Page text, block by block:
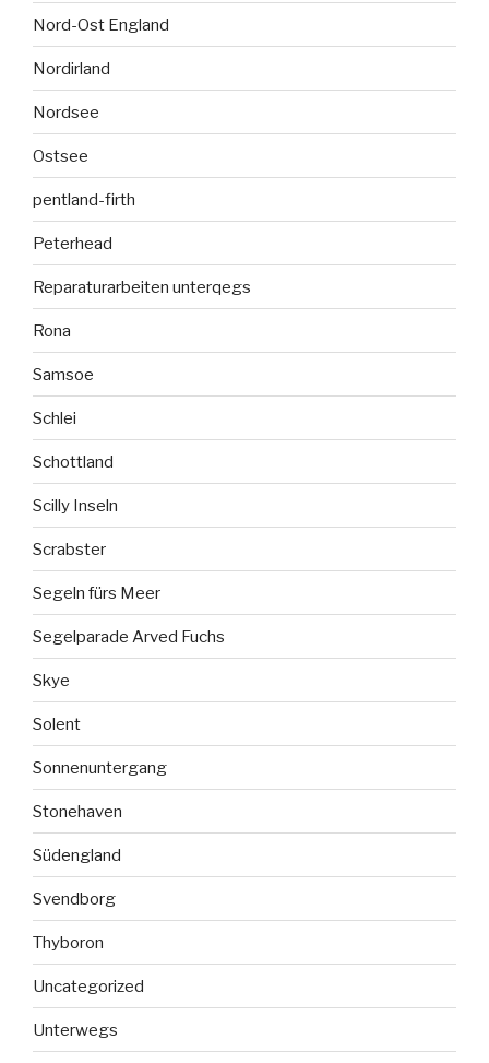
Nord-Ost England
Nordirland
Nordsee
Ostsee
pentland-firth
Peterhead
Reparaturarbeiten unterqegs
Rona
Samsoe
Schlei
Schottland
Scilly Inseln
Scrabster
Segeln fürs Meer
Segelparade Arved Fuchs
Skye
Solent
Sonnenuntergang
Stonehaven
Südengland
Svendborg
Thyboron
Uncategorized
Unterwegs